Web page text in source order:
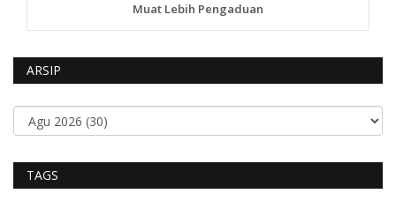
Muat Lebih Pengaduan
ARSIP
TAGS